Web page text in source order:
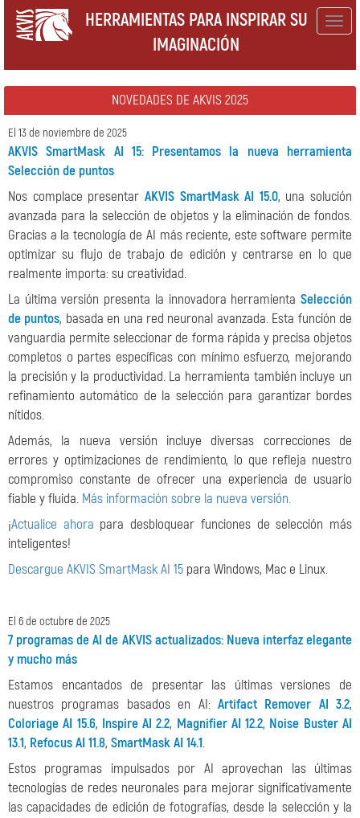
HERRAMIENTAS PARA INSPIRAR SU
IMAGINACIÓN
NOVEDADES DE AKVIS 2025
El 13 de noviembre de 2025
AKVIS SmartMask AI 15: Presentamos la nueva herramienta
Selección de puntos
Nos complace presentar AKVIS SmartMask AI 15.0, una solución
avanzada para la selección de objetos y la eliminación de fondos.
Gracias a la tecnología de AI más reciente, este software permite
optimizar su flujo de trabajo de edición y centrarse en lo que
realmente importa: su creatividad.
La última versión presenta la innovadora herramienta Selección
de puntos, basada en una red neuronal avanzada. Esta función de
vanguardia permite seleccionar de forma rápida y precisa objetos
completos o partes específicas con mínimo esfuerzo, mejorando
la precisión y la productividad. La herramienta también incluye un
refinamiento automático de la selección para garantizar bordes
nítidos.
Además, la nueva versión incluye diversas correcciones de
errores y optimizaciones de rendimiento, lo que refleja nuestro
compromiso constante de ofrecer una experiencia de usuario
fiable y fluida. Más información sobre la nueva versión.
¡Actualice ahora para desbloquear funciones de selección más
inteligentes!
Descargue AKVIS SmartMask AI 15 para Windows, Mac e Linux.
El 6 de octubre de 2025
7 programas de AI de AKVIS actualizados: Nueva interfaz elegante
y mucho más
Estamos encantados de presentar las últimas versiones de
nuestros programas basados ​​en AI: Artifact Remover AI 3.2,
Coloriage AI 15.6, Inspire AI 2.2, Magnifier AI 12.2, Noise Buster AI
13.1, Refocus AI 11.8, SmartMask AI 14.1.
Estos programas impulsados ​​por AI aprovechan las últimas
tecnologías de redes neuronales para mejorar significativamente
las capacidades de edición de fotografías, desde la selección y la